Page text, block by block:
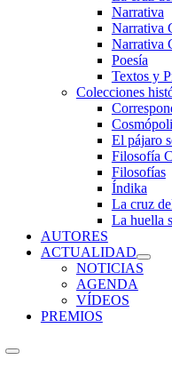
Narrativa
Narrativa
Narrativa
Poesía
Textos y
Colecciones
El pájaro
Filosofía
Filosofías
Índika
La cruz
La huella
AUTORES
ACTUALIDAD
NOTICIAS
AGENDA
VÍDEOS
PREMIOS